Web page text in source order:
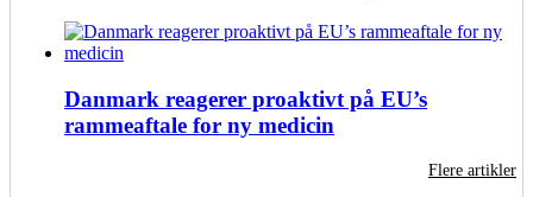
Danmark reagerer proaktivt på EU’s
rammeaftale for ny medicin
Flere artikler